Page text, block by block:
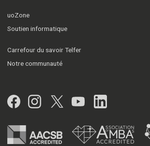
uoZone
Soutien informatique
Carrefour du savoir Telfer
Notre communauté
Facebook
Instagram
Twitter
YouTubeLinkedIn